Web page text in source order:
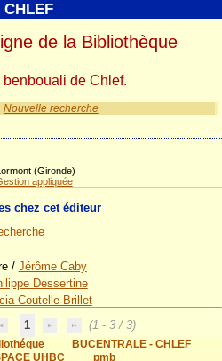
Nouvelle recherche
(Gironde)
appliquée
chez cet éditeur
/ Jérôme Caby
Dessertine
Coutelle-Brillet
1
(1 - 3 / 3)
BUCENTRALE - CHLEF
UHBC
pmb
CHLEF
de la Bibliothèque
de Chlef.